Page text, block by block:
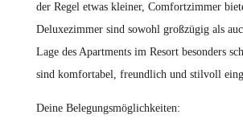
der Regel etwas kleiner, Comfortzimmer
Deluxezimmer sind sowohl großzügig als
Lage des Apartments im Resort besonders
sind komfortabel, freundlich und stilvoll
Deine Belegungsmöglichkeiten: